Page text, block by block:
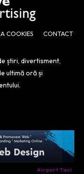
COOKIES CONTACT
știri, divertisment,
ultimă oră și
Airport Taxi